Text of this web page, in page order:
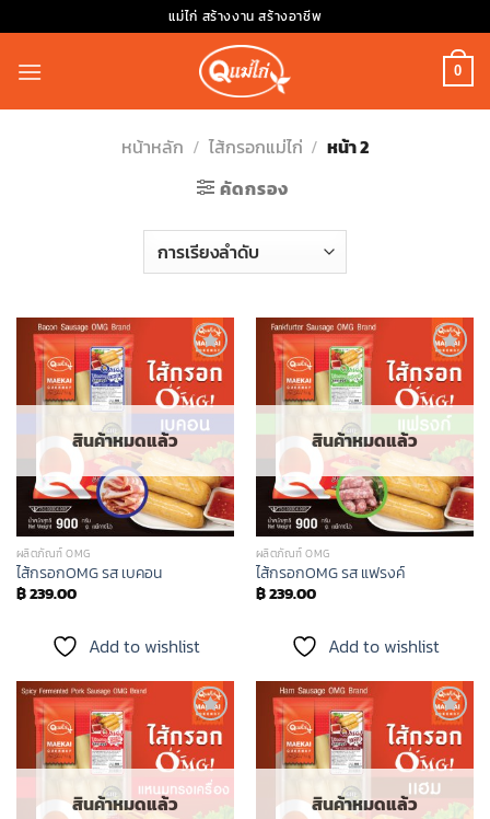
to
content
แม่ไก่ สร้างงาน สร้างอาชีพ
0
หน้าหลัก / ไส้กรอกแม่ไก่ / หน้า 2
คัดกรอง
Add to
wishlist
สินค้าหมดแล้ว
ผลิตภัณฑ์ OMG
ไส้กรอกOMG รส เบคอน
฿239.00
Add to wishlist
Add to
wishlist
สินค้าหมดแล้ว
ผลิตภัณฑ์ OMG
ไส้กรอกOMG รส แฟรงค์
฿239.00
Add to wishlist
Add to
wishlist
สินค้าหมดแล้ว
Add to
wishlist
สินค้าหมดแล้ว